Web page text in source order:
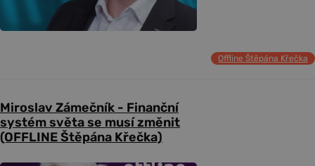
Offline Štěpána Křečka
Miroslav Zámečník - Finanční
systém světa se musí změnit
(OFFLINE Štěpána Křečka)